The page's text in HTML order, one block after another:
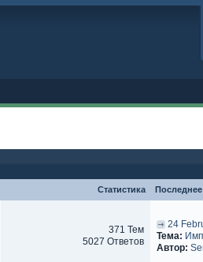
Статистика
371 Тем
5027 Ответов
24
Тема:
Автор: